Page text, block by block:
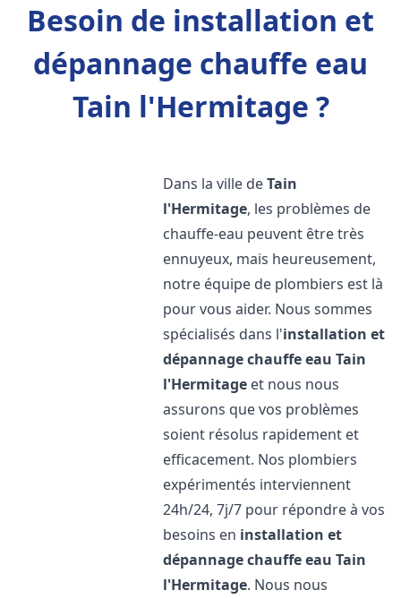
Besoin de installation et
dépannage chauffe eau
Tain l'Hermitage ?
Dans la ville deTain
l'Hermitage, les problèmes de
chauffe-eau peuvent être très
ennuyeux, mais heureusement,
notre équipe de plombiers est là
pour vous aider. Nous sommes
spécialisés dans l'installation et
dépannage chauffe eau Tain
l'Hermitage et nous nous
assurons que vos problèmes
soient résolus rapidement et
efficacement. Nos plombiers
expérimentés interviennent
24h/24, 7j/7 pour répondre à vos
besoins en installation et
dépannage chauffe eau Tain
l'Hermitage. Nous nous